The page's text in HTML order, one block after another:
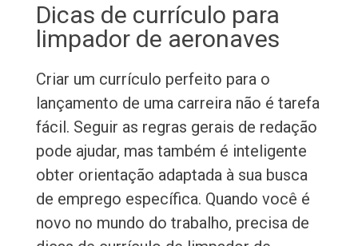
Dicas de currículo para
limpador de aeronaves
Criar um currículo perfeito para o
lançamento de uma carreira não é tarefa
fácil. Seguir as regras gerais de redação
pode ajudar, mas também é inteligente
obter orientação adaptada à sua busca
de emprego específica. Quando você é
novo no mundo do trabalho, precisa de